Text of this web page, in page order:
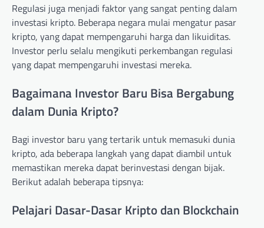
Regulasi juga menjadi faktor yang sangat penting dalam
investasi kripto. Beberapa negara mulai mengatur pasar
kripto, yang dapat mempengaruhi harga dan likuiditas.
Investor perlu selalu mengikuti perkembangan regulasi
yang dapat mempengaruhi investasi mereka.
Bagaimana Investor Baru Bisa Bergabung
dalam Dunia Kripto?
Bagi investor baru yang tertarik untuk memasuki dunia
kripto, ada beberapa langkah yang dapat diambil untuk
memastikan mereka dapat berinvestasi dengan bijak.
Berikut adalah beberapa tipsnya:
Pelajari Dasar-Dasar Kripto dan Blockchain